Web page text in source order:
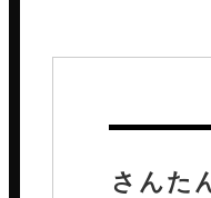
さんた